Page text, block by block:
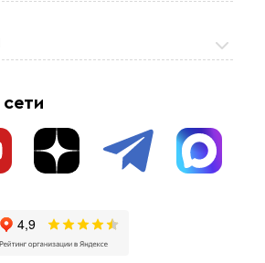
оборудование
протечки